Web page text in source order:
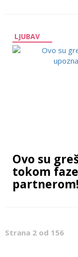
LJUBAV
Ovo su
tokom
partnerom!
Strana 2 od 156